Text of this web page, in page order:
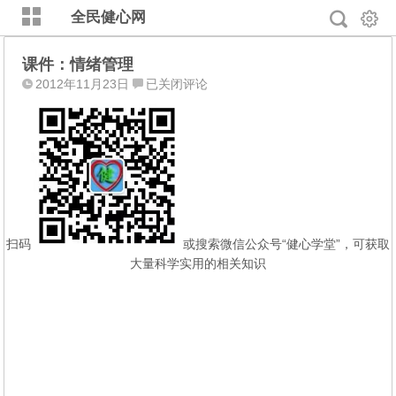
全民健心网
课件：情绪管理
2012年11月23日
课
情
绪
管
理
已关闭评论
扫码
或搜索微信公众号“健心学堂”，可获取
大量科学实用的相关知识